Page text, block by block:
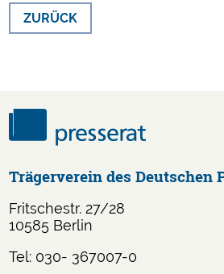
ZURÜCK
Trägerverein des Deutschen
Fritschestr. 27/28
10585 Berlin
Tel: 030- 367007-0